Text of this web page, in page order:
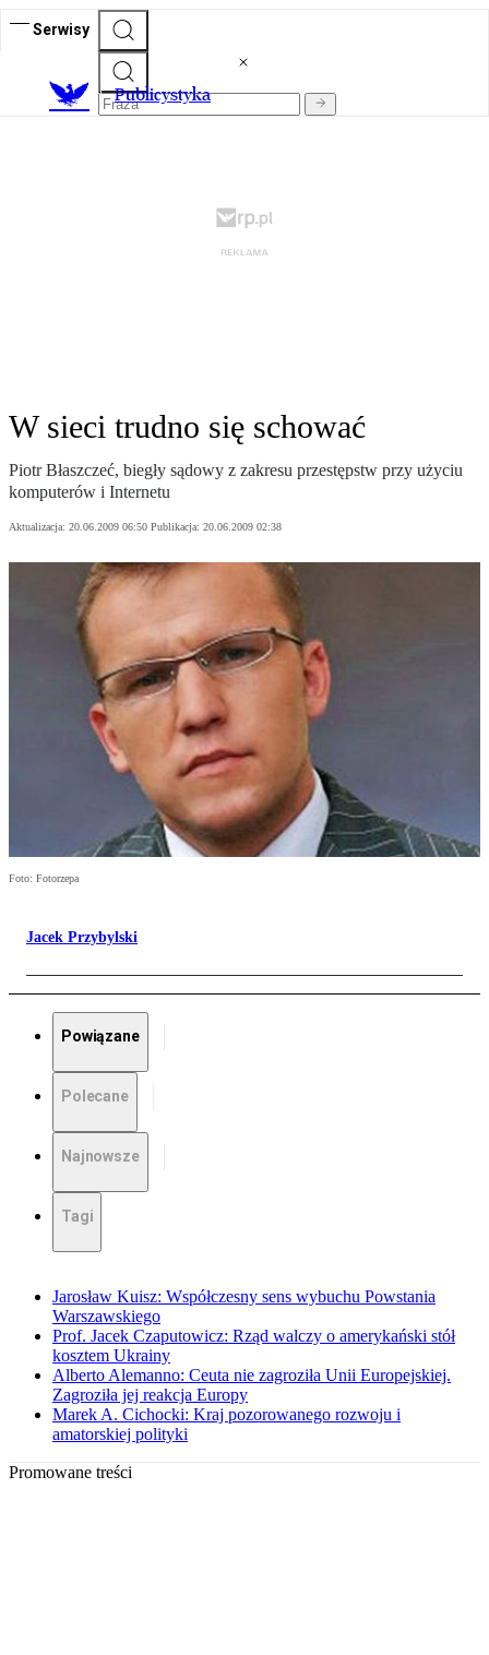
Serwisy
Publicystyka
W sieci trudno się schować
Piotr Błaszczeć, biegły sądowy z zakresu przestępstw przy użyciu
komputerów i Internetu
Aktualizacja: 20.06.2009 06:50 Publikacja: 20.06.2009 02:38
Foto: Fotorzepa
Jacek Przybylski
Powiązane
Polecane
Najnowsze
Tagi
Jarosław Kuisz: Współczesny sens wybuchu Powstania
Warszawskiego
Prof. Jacek Czaputowicz: Rząd walczy o amerykański stół
kosztem Ukrainy
Alberto Alemanno: Ceuta nie zagroziła Unii Europejskiej.
Zagroziła jej reakcja Europy
Marek A. Cichocki: Kraj pozorowanego rozwoju i
amatorskiej polityki
Promowane treści